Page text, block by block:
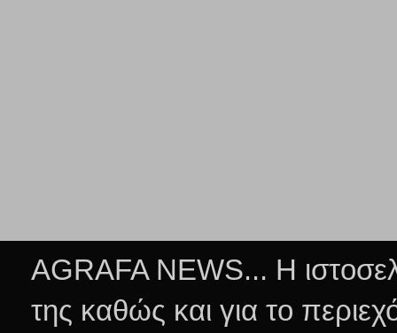
AGRAFA NEWS... Η
της καθώς και για το